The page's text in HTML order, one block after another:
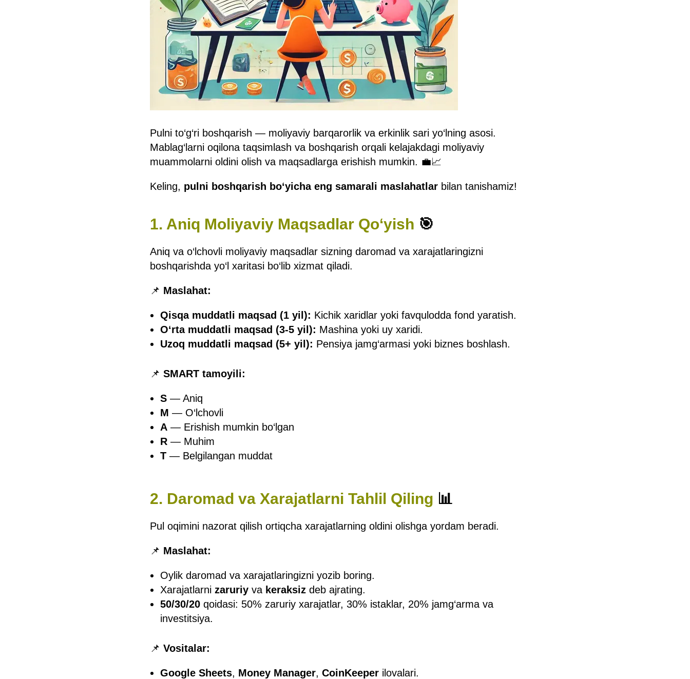
Pulni to‘g‘ri boshqarish — moliyaviy barqarorlik va erkinlik sari yo‘lning asosi.
Mablag‘larni oqilona taqsimlash va boshqarish orqali kelajakdagi moliyaviy
muammolarni oldini olish va maqsadlarga erishish mumkin. 💼📈
Keling, pulni boshqarish bo‘yicha eng samarali maslahatlar bilan tanishamiz!
1. Aniq Moliyaviy Maqsadlar Qo‘yish 🎯
Aniq va o‘lchovli moliyaviy maqsadlar sizning daromad va xarajatlaringizni
boshqarishda yo‘l xaritasi bo‘lib xizmat qiladi.
📌 Maslahat:
Qisqa muddatli maqsad (1 yil): Kichik xaridlar yoki favqulodda fond yaratish.
O‘rta muddatli maqsad (3-5 yil): Mashina yoki uy xaridi.
Uzoq muddatli maqsad (5+ yil): Pensiya jamg‘armasi yoki biznes boshlash.
📌 SMART tamoyili:
S — Aniq
M — O‘lchovli
A — Erishish mumkin bo‘lgan
R — Muhim
T — Belgilangan muddat
2. Daromad va Xarajatlarni Tahlil Qiling 📊
Pul oqimini nazorat qilish ortiqcha xarajatlarning oldini olishga yordam beradi.
📌 Maslahat:
Oylik daromad va xarajatlaringizni yozib boring.
Xarajatlarni zaruriy va keraksiz deb ajrating.
50/30/20 qoidasi: 50% zaruriy xarajatlar, 30% istaklar, 20% jamg‘arma va
investitsiya.
📌 Vositalar:
Google Sheets, Money Manager, CoinKeeper ilovalari.